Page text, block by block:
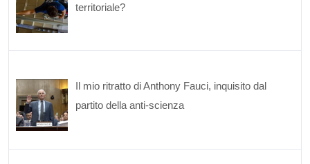
territoriale?
Il mio ritratto di Anthony Fauci, inquisito dal
partito della anti-scienza